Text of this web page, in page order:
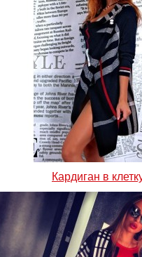
Кардиган в